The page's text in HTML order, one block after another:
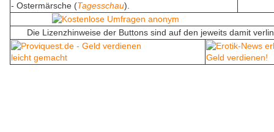
- Ostermärsche (Tagesschau).
Die Lizenzhinweise der Buttons sind auf den jeweits damit